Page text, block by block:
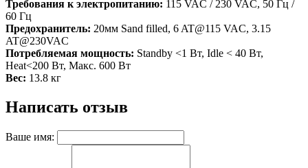
Требования к электропитанию: 115 VAC / 230 VAC, 50 Гц /
60 Гц
Предохранитель: 20мм Sand filled, 6 AT@115 VAC, 3.15
AT@230VAC
Потребляемая мощность: Standby <1 Вт, Idle < 40 Вт,
Heat<200 Вт, Макс. 600 Вт
Вес: 13.8 кг
Написать отзыв
Ваше имя: